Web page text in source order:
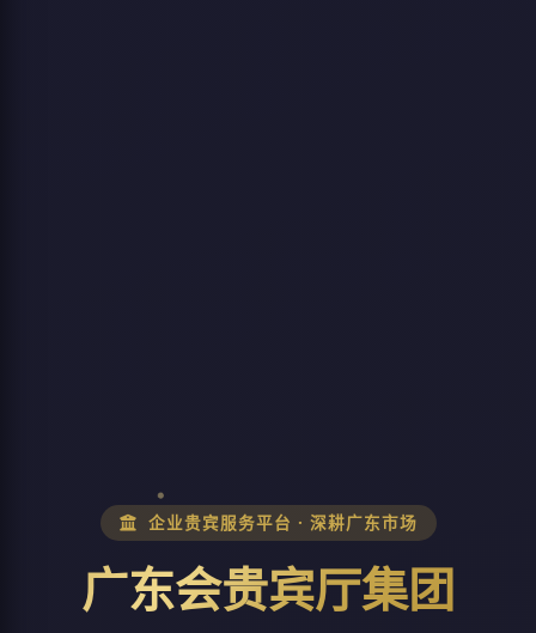
企业贵宾服务平台 · 深耕广东市场
广东会贵宾厅集团